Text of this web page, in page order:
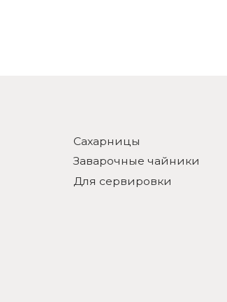
Сахарницы
Заварочные чайники
Для сервировки